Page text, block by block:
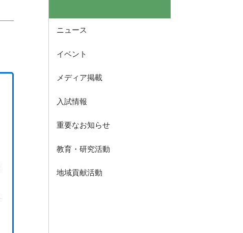
ニュース
イベント
メディア掲載
入試情報
重要なお知らせ
教育・研究活動
地域貢献活動